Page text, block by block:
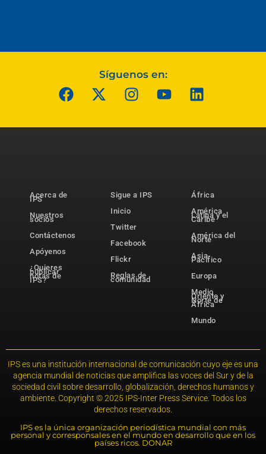
Síguenos en:
Acerca de
IPS
Nuestros
socios
Contáctenos
Apóyenos
¿Quieres
publicar
notas de
IPS?
Sigue a IPS
Inicio
Twitter
Facebook
Flickr
Reglas de
comunidad
África
América
Latina y el
Caribe
América del
Norte
Asia-
Pacífico
Europa
Medio
Oriente y
Norte de
África
Mundo
IPS es una institución internacional de comunicación cuyo eje es una
agencia mundial de noticias que amplifica las voces del Sur y de la
sociedad civil sobre desarrollo, globalización, derechos humanos y
ambiente. Copyright © 2025 IPS-Inter Press Service. Todos los
derechos reservados.
IPS es la única organización periodística mundial con más
personal y corresponsales en el mundo en desarrollo que en los
países ricos. DONAR